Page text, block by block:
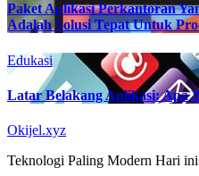
Paket Aplikasi Perkantoran
Adalah Solusi Tepat Untuk
Edukasi
Latar Belakang Aplikasi: Apa
Okijel.xyz
Teknologi Paling Modern Hari ini